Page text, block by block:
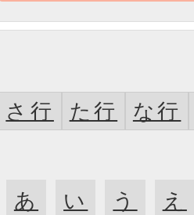
さ行 た行 な行
あ い う え